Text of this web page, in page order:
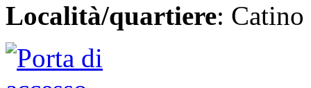
Località/quartiere: Catino